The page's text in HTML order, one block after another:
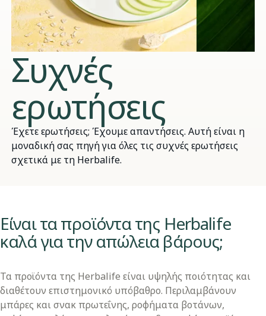
Συχνές
ερωτήσεις
Έχετε ερωτήσεις; Έχουμε απαντήσεις. Αυτή είναι η
μοναδική σας πηγή για όλες τις συχνές ερωτήσεις
σχετικά με τη Herbalife.
​​Είναι τα προϊόντα της Herbalife
καλά για την απώλεια βάρους;​
Τα προϊόντα της Herbalife είναι υψηλής ποιότητας και
διαθέτουν επιστημονικό υπόβαθρο. Περιλαμβάνουν
μπάρες και σνακ πρωτεΐνης, ροφήματα βοτάνων,